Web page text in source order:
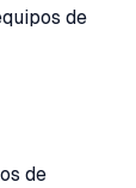
de
de